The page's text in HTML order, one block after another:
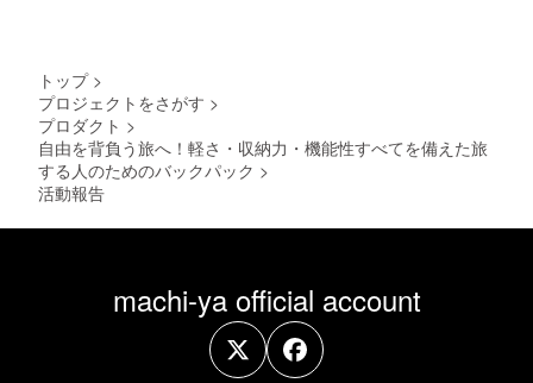
あり
番号：
ご支援
上した
が販売
す。ご
了承く
給状
況、製
トップ >
プロジェクトをさがす >
プロダクト >
自由を背負う旅へ！軽さ・収納力・機能性すべてを備えた旅
する人のためのバックパック >
活動報告
machi-ya official account